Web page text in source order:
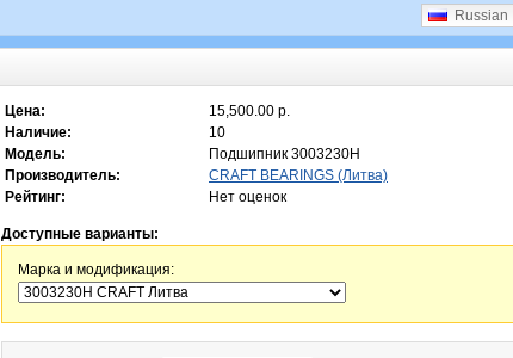
Russian
Цена:
15,500.00 р.
Наличие:
10
Модель:
Подшипник 3003230Н
Производитель:
CRAFT BEARINGS (Литва)
Рейтинг:
Нет оценок
Доступные варианты:
Марка и модификация: